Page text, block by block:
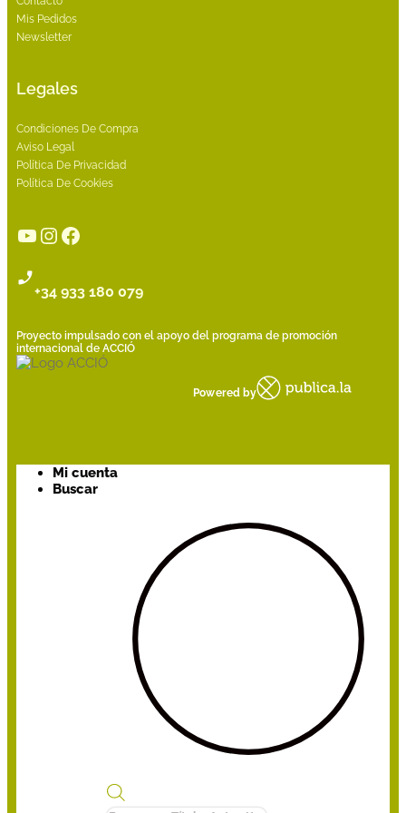
Mis Pedidos
Newsletter
Legales
Condiciones De Compra
Aviso Legal
Política De Privacidad
Política De Cookies
YouTube
Instagram
Facebook
+34 933 180 079
Proyecto impulsado con el apoyo del programa de promoción
internacional de ACCIÓ
Powered by
Mi cuenta
Buscar